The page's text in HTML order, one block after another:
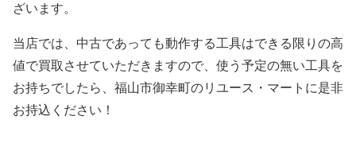
ざいます。
当店では、中古であっても動作する工具はできる限りの高
値で買取させていただきますので、使う予定の無い工具を
お持ちでしたら、福山市御幸町のリユース・マートに是非
お持込ください！